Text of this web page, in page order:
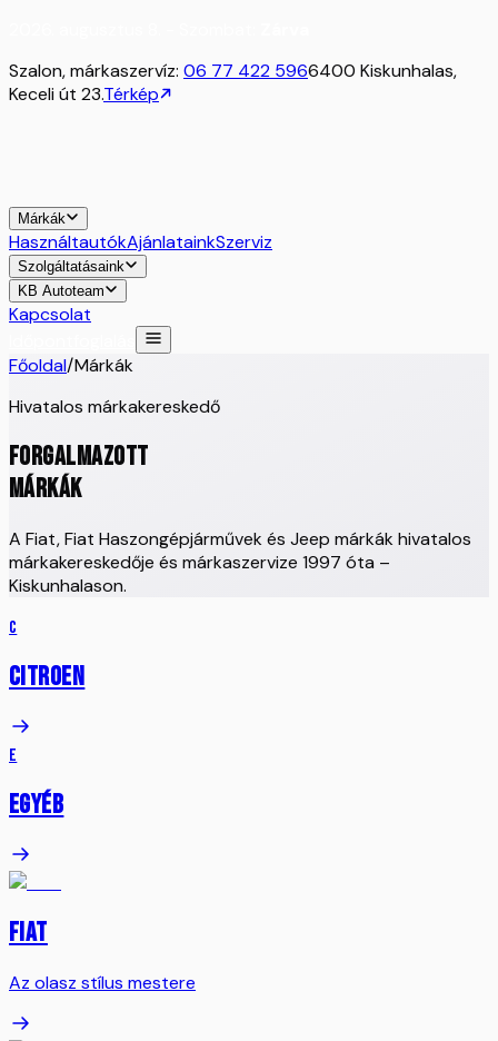
Szalon, márkaszervíz: 06 77 422 5966400 Kiskunhalas,
Keceli út 23.Térkép
Márkák
HasználtautókAjánlatainkSzerviz
Szolgáltatásaink
KB Autoteam
Kapcsolat
Főoldal/Márkák
Hivatalos márkakereskedő
FORGALMAZOTT
MÁRKÁK
A Fiat, Fiat Haszongépjárművek és Jeep márkák hivatalos
márkakereskedője és márkaszervize 1997 óta –
Kiskunhalason.
C
Citroen
E
Egyéb
FIAT
Az olasz stílus mestere